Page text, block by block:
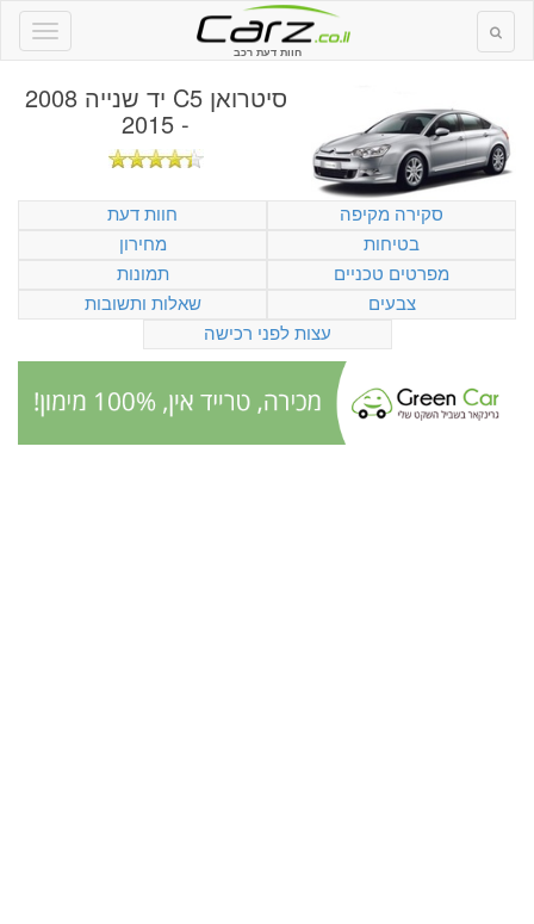
חוות דעת רכב
סיטרואן C5 יד שנייה 2008
- 2015
סקירה מקיפה
חוות דעת
בטיחות
מחירון
מפרטים טכניים
תמונות
צבעים
שאלות ותשובות
עצות לפני רכישה